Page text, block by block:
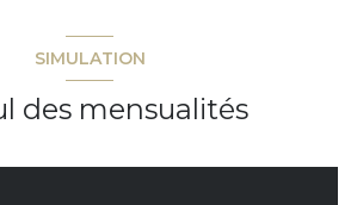
SIMULATION
des mensualités